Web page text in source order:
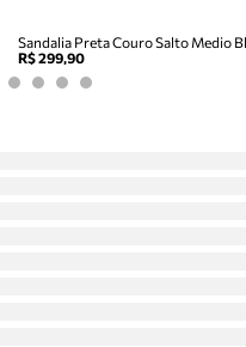
Sandalia Preta Couro Salto Medio
R$ 299,90